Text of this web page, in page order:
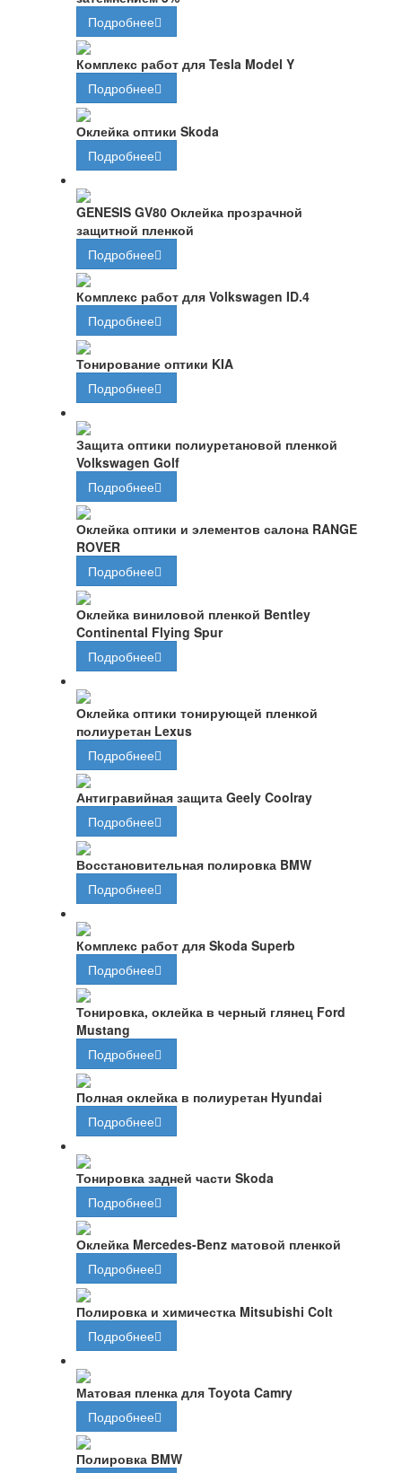
Подробнее
Комплекс работ для Tesla Model Y
Подробнее
Оклейка оптики Skoda
Подробнее
GENESIS GV80 Оклейка прозрачной
защитной пленкой
Подробнее
Комплекс работ для Volkswagen ID.4
Подробнее
Тонирование оптики KIA
Подробнее
Защита оптики полиуретановой пленкой
Volkswagen Golf
Подробнее
Оклейка оптики и элементов салона RANGE
ROVER
Подробнее
Оклейка виниловой пленкой Bentley
Continental Flying Spur
Подробнее
Оклейка оптики тонирующей пленкой
полиуретан Lexus
Подробнее
Антигравийная защита Geely Coolray
Подробнее
Восстановительная полировка BMW
Подробнее
Комплекс работ для Skoda Superb
Подробнее
Тонировка, оклейка в черный глянец Ford
Mustang
Подробнее
Полная оклейка в полиуретан Hyundai
Подробнее
Тонировка задней части Skoda
Подробнее
Оклейка Mercedes-Benz матовой пленкой
Подробнее
Полировка и химичестка Mitsubishi Colt
Подробнее
Матовая пленка для Toyota Camry
Подробнее
Полировка BMW